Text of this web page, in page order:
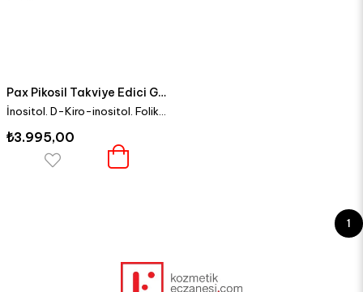
Pax Pikosil Takviye Edici Gıda 90 Tablet
₺3.995,00
1